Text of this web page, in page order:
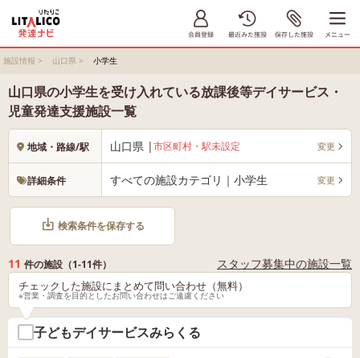
施設情報 > 山口県 > 小学生
山口県の小学生を受け入れている放課後等デイサービス・
児童発達支援施設一覧
地域・路線/駅 山口県 |市区町村・駅未設定 変更
詳細条件 すべての施設カテゴリ｜小学生 変更
検索条件を保存する
11 件の施設（1-11件） スタッフ募集中の施設一覧
チェックした施設にまとめて問い合わせ（無料）
※営業・調査を目的としたお問い合わせはご遠慮ください
子どもデイサービスみらくる